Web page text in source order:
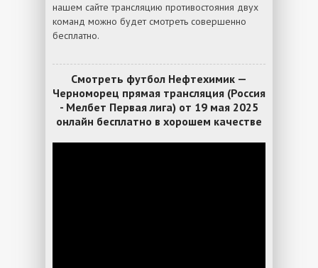
нашем сайте трансляцию противостояния двух
команд можно будет смотреть совершенно
бесплатно.
Смотреть футбол Нефтехимик —
Черноморец прямая трансляция (Россия
- Мелбет Первая лига) от 19 мая 2025
онлайн бесплатно в хорошем качестве